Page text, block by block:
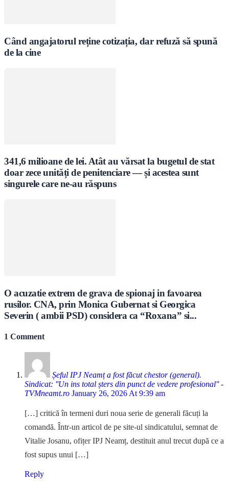
Când angajatorul reține cotizația, dar refuză să spună
de la cine
341,6 milioane de lei. Atât au vărsat la bugetul de stat
doar zece unități de penitenciare — și acestea sunt
singurele care ne-au răspuns
O acuzatie extrem de grava de spionaj in favoarea
rusilor. CNA, prin Monica Gubernat si Georgica
Severin ( ambii PSD) considera ca “Roxana” si...
1 Comment
Șeful IPJ Neamț a fost făcut chestor (general).
Sindicat: ''Un ins total șters din punct de vedere profesional'' -
TVMneamt.ro January 26, 2026 At 9:39 am
[…] critică în termeni duri noua serie de generali făcuți la
comandă. Într-un articol de pe site-ul sindicatului, semnat de
Vitalie Josanu, ofițer IPJ Neamț, destituit anul trecut după ce a
fost supus unui […]
Reply